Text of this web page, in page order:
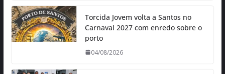
Torcida Jovem volta a Santos no
Carnaval 2027 com enredo sobre o
porto
04/08/2026